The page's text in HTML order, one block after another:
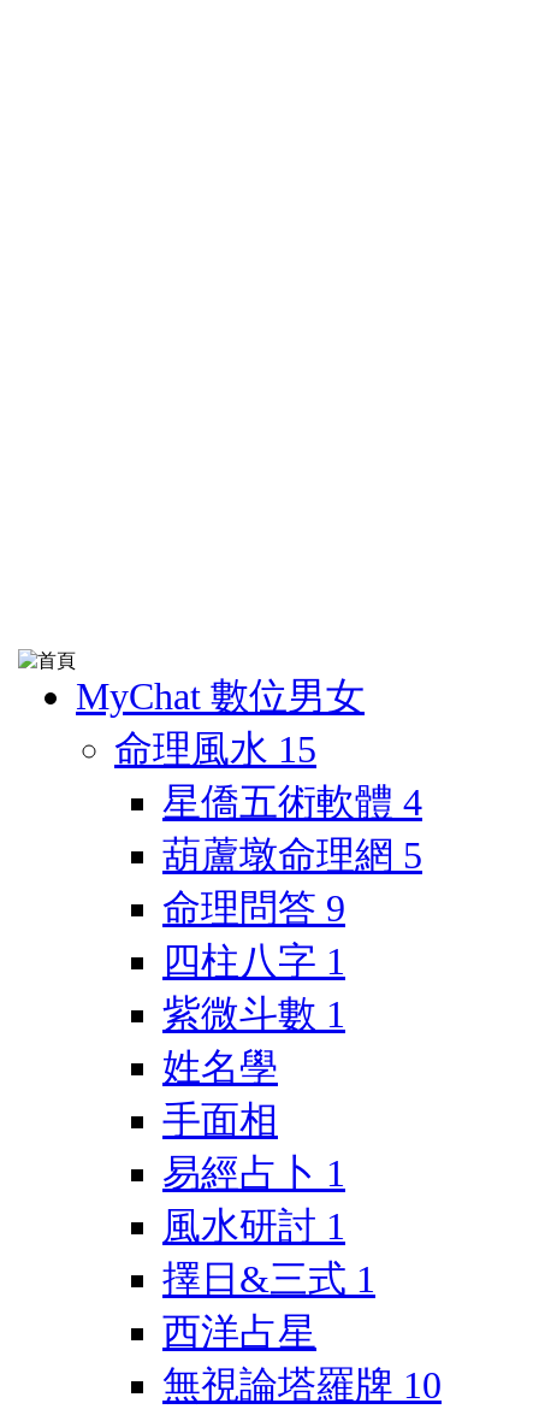
MyChat 數位男女
命理風水 15
星僑五術軟體 4
葫蘆墩命理網 5
命理問答 9
四柱八字 1
紫微斗數 1
姓名學
手面相
易經占卜 1
風水研討 1
擇日&三式 1
西洋占星
無視論塔羅牌 10